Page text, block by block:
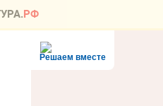
Решаем вместе